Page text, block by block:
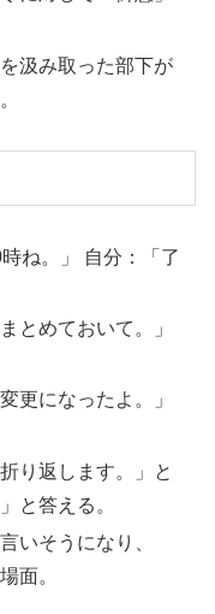
汲み取った部下が
ね。」 自分：「了
とめておいて。」
更になったよ。」
り返します。」と
と答える。
いそうになり、
面。